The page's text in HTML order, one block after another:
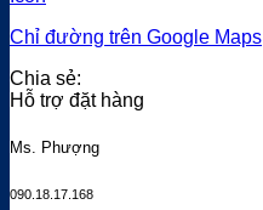
Chỉ đường trên Google Maps
Chia sẻ:
Hỗ trợ đặt hàng
Ms. Phượng
090.18.17.168